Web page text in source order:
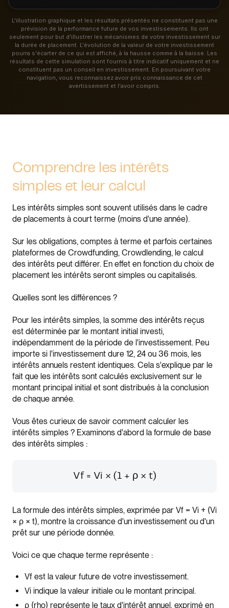
L'illustration graphique et les résultats présentés ne constituent pas une
prévision de la performance future de vos investissements. Ils ont
seulement pour but d'illustrer les mécanismes de votre investissement sur
la durée de placement. L'évolution de la valeur de votre investissement
pourra s'écarter de ce qui est affiché, à la hausse comme à la baisse. Les
résultats de cette simulation sont fournis à titre indicatif uniquement et ne
constituent pas un conseil en investissement. En poursuivant votre
navigation, vous reconnaissez avoir pris connaissance de cet
avertissement et l'avoir compris.
Comprendre les intérêts
simples et leur calcul
Les intérêts simples sont souvent utilisés dans le cadre
de placements à court terme (moins d'une année).
Sur les obligations, comptes à terme et parfois certaines
plateformes de Crowdfunding, Crowdlending, le calcul
des intérêts peut différer. En effet en fonction du choix de
placement les intérêts seront simples ou capitalisés.
Quelles sont les différences ?
Pour les intérêts simples, la somme des intérêts reçus
est déterminée par le montant initial investi,
indépendamment de la période de l'investissement. Peu
importe si l'investissement dure 12, 24 ou 36 mois, les
intérêts annuels restent identiques. Cela s'explique par le
fait que les intérêts sont calculés exclusivement sur le
montant principal initial et sont distribués à la conclusion
de chaque année.
Vous êtes curieux de savoir comment calculer les
intérêts simples ? Examinons d'abord la formule de base
des intérêts simples :
Vf = Vi × (1 + ρ × t)
La formule des intérêts simples, exprimée par Vf = Vi + (Vi
× ρ × t), montre la croissance d'un investissement ou d'un
prêt sur une période donnée.
Voici ce que chaque terme représente :
Vf est la valeur future de votre investissement.
Vi indique la valeur initiale ou le montant principal.
ρ (rho) représente le taux d'intérêt annuel, exprimé en